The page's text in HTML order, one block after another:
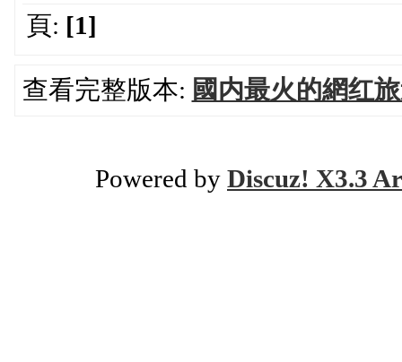
頁: [1]
查看完整版本: 國内最火的網红
Powered by Discuz! X3.3